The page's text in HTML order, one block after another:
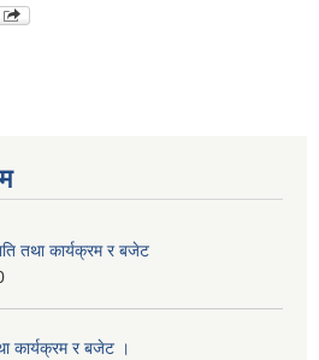
तथा कार्यक्रम र बजेट
कार्यक्रम र बजेट ।